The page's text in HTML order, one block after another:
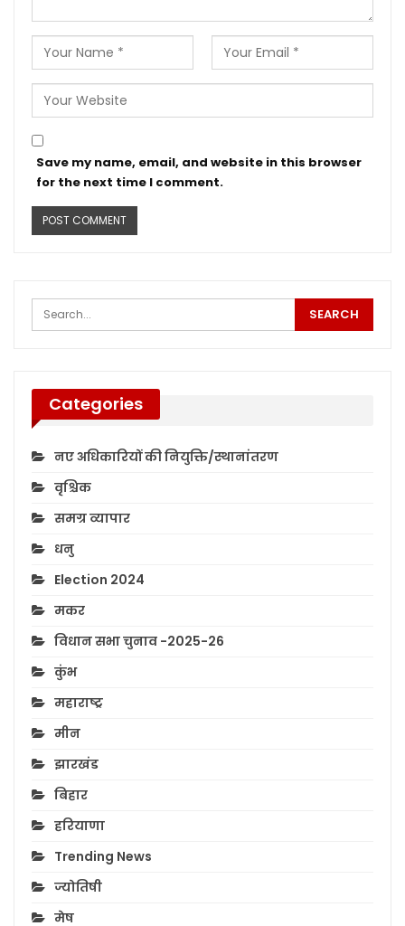
Save my name, email, and website in this browser
for the next time I comment.
Categories
नए अधिकारियों की नियुक्ति/स्थानांतरण
वृश्चिक
समग्र व्यापार
धनु
Election 2024
मकर
विधान सभा चुनाव -2025-26
कुंभ
महाराष्ट्र
मीन
झारखंड
बिहार
हरियाणा
Trending News
ज्योतिषी
मेष